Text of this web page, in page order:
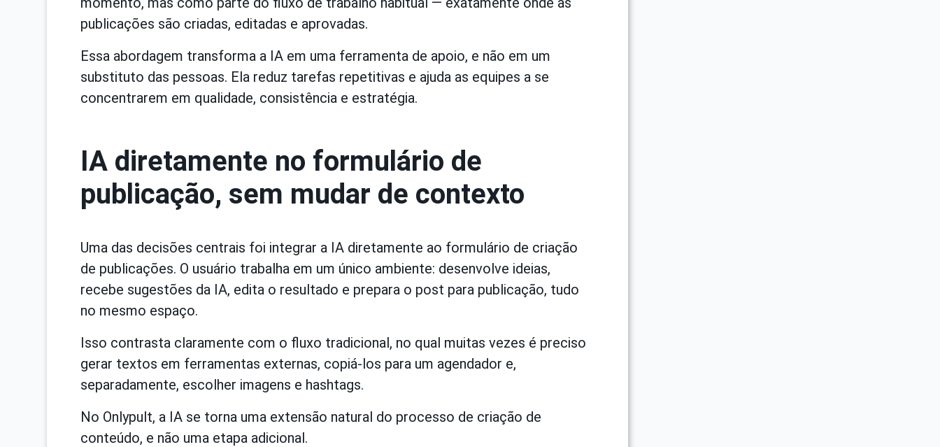
publicações são criadas, editadas e aprovadas.
Essa abordagem transforma a IA em uma ferramenta de apoio, e não em um
substituto das pessoas. Ela reduz tarefas repetitivas e ajuda as equipes a se
concentrarem em qualidade, consistência e estratégia.
IA diretamente no formulário de
publicação, sem mudar de contexto
Uma das decisões centrais foi integrar a IA diretamente ao formulário de criação
de publicações. O usuário trabalha em um único ambiente: desenvolve ideias,
recebe sugestões da IA, edita o resultado e prepara o post para publicação, tudo
no mesmo espaço.
Isso contrasta claramente com o fluxo tradicional, no qual muitas vezes é preciso
gerar textos em ferramentas externas, copiá-los para um agendador e,
separadamente, escolher imagens e hashtags.
No Onlypult, a IA se torna uma extensão natural do processo de criação de
conteúdo, e não uma etapa adicional.